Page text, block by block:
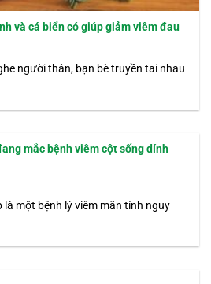
và cá biển có giúp giảm viêm đau
người thân, bạn bè truyền tai nhau
mắc bệnh viêm cột sống dính
là một bệnh lý viêm mãn tính nguy